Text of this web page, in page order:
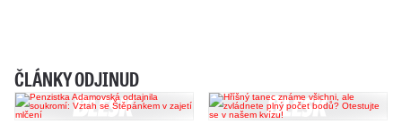
ČLÁNKY ODJINUD